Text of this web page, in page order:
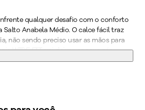
qualquer desafio com o conforto
Salto Anabela Médio. O calce fácil traz
não sendo preciso usar as mãos para
WIDE FIT, vai deixar os seus pés
através de formas com